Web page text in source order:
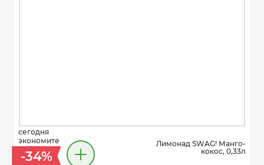
сегодня
экономите
-34%
Лимонад SWAG! Манго-
кокос, 0,33л